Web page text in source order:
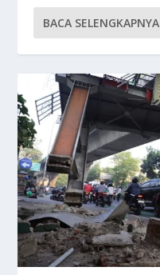
BACA SELENGKAPNYA